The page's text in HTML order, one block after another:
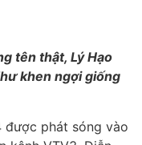
tên thật, Lý Hạo
khen ngợi giống
phát sóng vào